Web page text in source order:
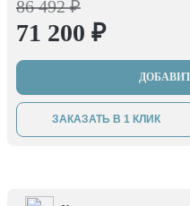
86 492 ₽
71 200 ₽
ЗАКАЗАТЬ В 1 КЛИК